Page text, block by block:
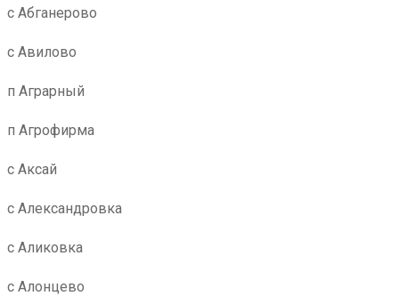
с Абганерово
с Авилово
п Аграрный
п Агрофирма
с Аксай
с Александровка
с Аликовка
с Алонцево